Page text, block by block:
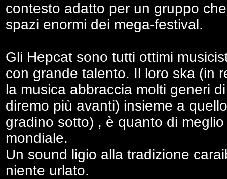
contesto adatto per un gruppo
spazi enormi dei mega-festival.
Gli Hepcat sono tutti ottimi
con grande talento. Il loro ska (in
la musica abbraccia molti generi
diremo più avanti) insieme a
gradino sotto) , è quanto di
mondiale.
Un sound ligio alla tradizione
niente urlato.